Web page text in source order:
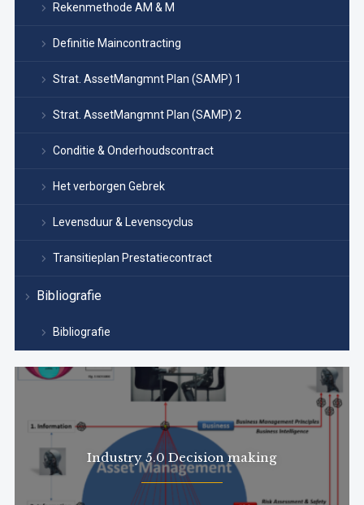
Rekenmethode AM & M
Definitie Maincontracting
Strat. AssetMangmnt Plan (SAMP) 1
Strat. AssetMangmnt Plan (SAMP) 2
Conditie & Onderhoudscontract
Het verborgen Gebrek
Levensduur & Levenscyclus
Transitieplan Prestatiecontract
Bibliografie
Bibliografie
Industry 5.0 Decision making